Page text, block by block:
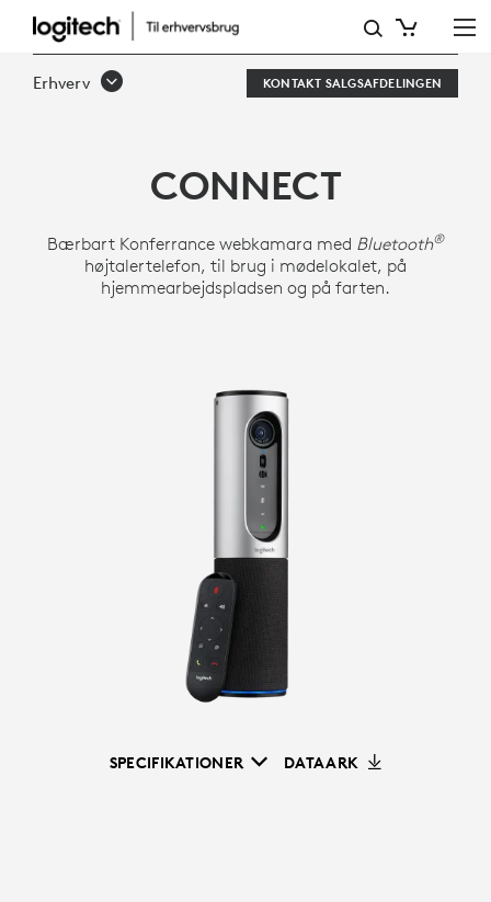
LOGITECH
CONFERENCECAM
Erhverv KONTAKT SALGSAFDELINGEN
CONNECT
Bærbart Konferrance webkamara med Bluetooth®
højtalertelefon, til brug i mødelokalet, på
hjemmearbejdspladsen og på farten.
SPECIFIKATIONER DATAARK